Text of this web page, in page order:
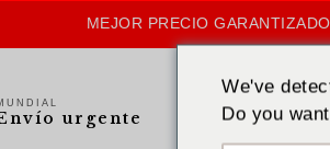
MEJOR PRECIO
urgente
We've
Do you